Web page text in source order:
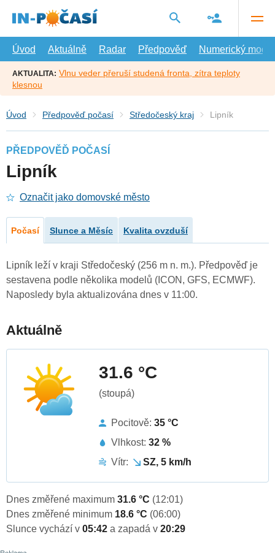
hlavní
Úvod
Aktuálně Radar Předpověď Numerický model
AKTUALITA: Vlnu veder přeruší studená fronta, zítra teploty
klesnou
Úvod Předpověď počasí Středočeský kraj Lipník
PŘEDPOVĚĎ POČASÍ
Lipník
Označit jako domovské město
Počasí Slunce a Měsíc Kvalita ovzduší
Lipník leží v kraji Středočeský (256 m n. m.). Předpověď je
sestavena podle několika modelů (ICON, GFS, ECMWF).
Naposledy byla aktualizována dnes v 11:00.
Aktuálně
31.6 °C
(stoupá)
Pocitově: 35 °C
Vlhkost: 32 %
Vítr:
SZ, 5 km/h
Dnes změřené maximum 31.6 °C (12:01)
Dnes změřené minimum 18.6 °C (06:00)
Slunce vychází v 05:42 a zapadá v 20:29